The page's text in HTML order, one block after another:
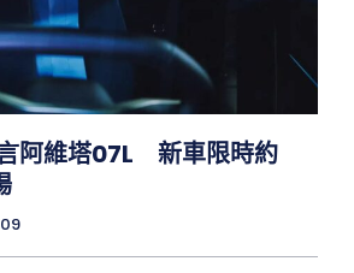
阿維塔07L 新車限時約